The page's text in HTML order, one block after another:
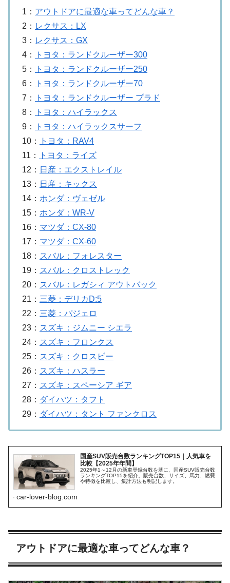
1： アウトドアに最適な車ってどんな車？
2： レクサス：LX
3： レクサス：GX
4：
トヨタ：ランドクルーザー300
5：
トヨタ：ランドクルーザー250
6：
トヨタ：ランドクルーザー70
7：
トヨタ：ランドクルーザー プラド
8：
トヨタ：ハイラックス
9：
トヨタ：ハイラックスサーフ
10：
トヨタ：RAV4
11：
トヨタ：ライズ
12： 日産：エクストレイル
13： 日産：キックス
14： ホンダ：ヴェゼル
15： ホンダ：WR-V
16： マツダ：CX-80
17： マツダ：CX-60
18： スバル：フォレスター
19： スバル：クロストレック
20： スバル：レガシィ アウトバック
21： 三菱：デリカD:5
22： 三菱：パジェロ
23： スズキ：ジムニー シエラ
24： スズキ：フロンクス
25： スズキ：クロスビー
26： スズキ：ハスラー
27： スズキ：スペーシア ギア
28： ダイハツ：タフト
29： ダイハツ：タント ファンクロス
国産SUV販売台数ランキングTOP15｜人気車を
比較【2025年年間】
2025年1～12月の新車登録台数を基に、国産SUV販売台数
ランキングTOP15を紹介。販売台数、サイズ、馬力、燃費
や特徴を比較し、集計方法も明記します。
car-lover-blog.com
アウトドアに最適な車ってどんな車？